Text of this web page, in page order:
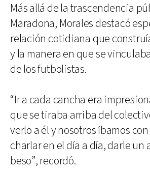
Más allá de la trascendencia
Maradona, Morales destacó
relación cotidiana que
y la manera en que se
de los futbolistas.
“Ir a cada cancha era
que se tiraba arriba del
verlo a él y nosotros íbamos
charlar en el día a día, darle un
beso”, recordó.